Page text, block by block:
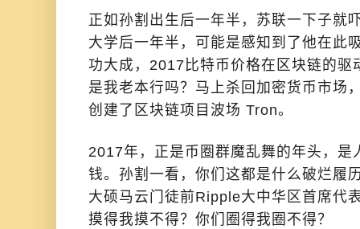
正如孙割出生后一年半，苏联一下子就
大学后一年半，可能是感知到了他在此
功大成，2017比特币价格在区块链的驱
是我老本行吗？马上杀回加密货币市场
创建了区块链项目波场 Tron。
2017年，正是币圈群魔乱舞的年头，是
钱。孙割一看，你们这都是什么破烂履
大硕马云门徒前Ripple大中华区首席代
摸得我摸不得？你们圈得我圈不得？